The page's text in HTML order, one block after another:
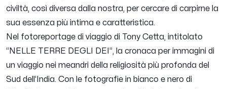
civiltà, così diversa dalla nostra, per cercare di carpirne la
sua essenza più intima e caratteristica.
Nel fotoreportage di viaggio di Tony Cetta, intitolato
“NELLE TERRE DEGLI DEI”, la cronaca per immagini di
un viaggio nei meandri della religiosità più profonda del
Sud dell’India. Con le fotografie in bianco e nero di